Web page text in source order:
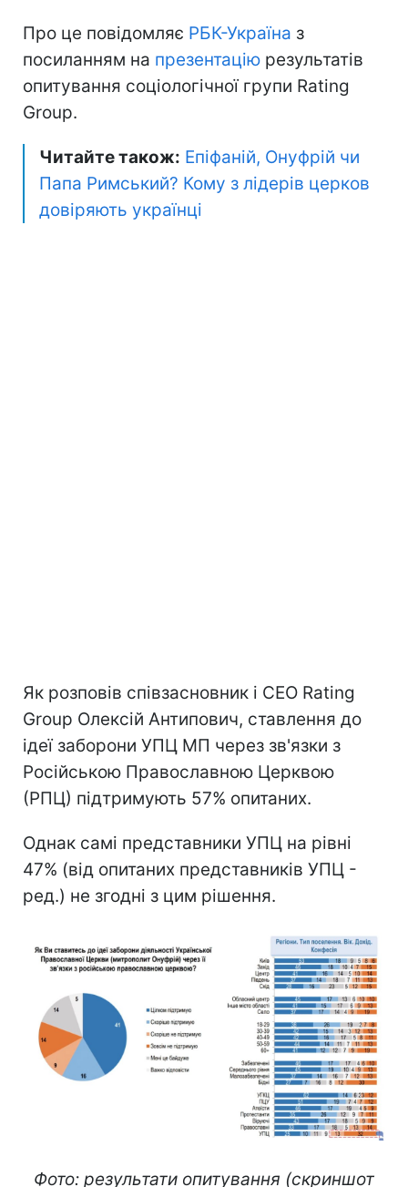
Про це повідомляє РБК-Україна з
посиланням на презентацію результатів
опитування соціологічної групи Rating
Group.
Читайте також: Епіфаній, Онуфрій чи
Папа Римський? Кому з лідерів церков
довіряють українці
Як розповів співзасновник і CEO Rating
Group Олексій Антипович, ставлення до
ідеї заборони УПЦ МП через зв'язки з
Російською Православною Церквою
(РПЦ) підтримують 57% опитаних.
Однак самі представники УПЦ на рівні
47% (від опитаних представників УПЦ -
ред.) не згодні з цим рішення.
Фото: результати опитування (скриншот